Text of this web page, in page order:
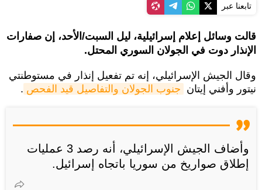
تابعنا عبر
قالت وسائل إعلام إسرائيلية، ليل السبت/الأحد، إن صفارات
الإنذار دوت في الجولان السوري المحتل.
وقال الجيش الإسرائيلي، إنه تم تفعيل إنذار في مستوطنتي
نيتور وأفني إيتان جنوب الجولان والتفاصيل قيد الفحص .
وأضاف الجيش الإسرائيلي، أنه رصد 3 عمليات
إطلاق صواريخ من سوريا باتجاه إسرائيل.